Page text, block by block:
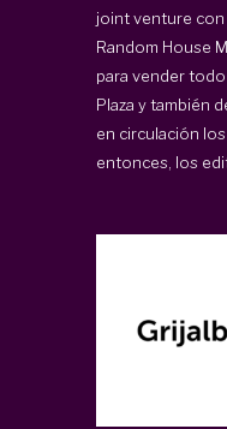
joint venture con
Random House
para vender
Plaza y también
en circulación
entonces, los